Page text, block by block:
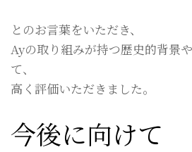
とのお言葉をいただき、
Ayの取り組みが持つ歴史的背景
て、
高く評価いただきました。
今後に向けて